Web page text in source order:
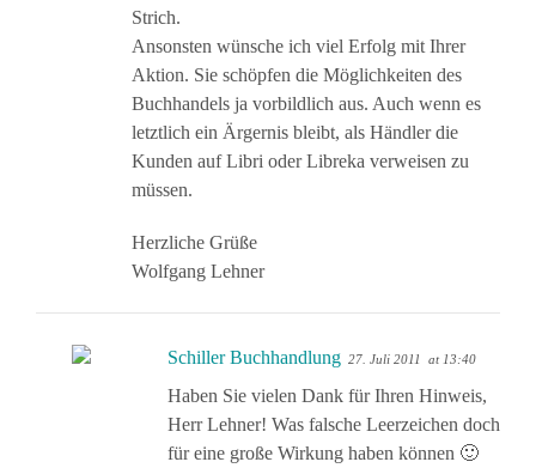
Strich.
Ansonsten wünsche ich viel Erfolg mit Ihrer
Aktion. Sie schöpfen die Möglichkeiten des
Buchhandels ja vorbildlich aus. Auch wenn es
letztlich ein Ärgernis bleibt, als Händler die
Kunden auf Libri oder Libreka verweisen zu
müssen.
Herzliche Grüße
Wolfgang Lehner
Schiller Buchhandlung 27. Juli 2011 at 13:40
Haben Sie vielen Dank für Ihren Hinweis,
Herr Lehner! Was falsche Leerzeichen doch
für eine große Wirkung haben können 🙂